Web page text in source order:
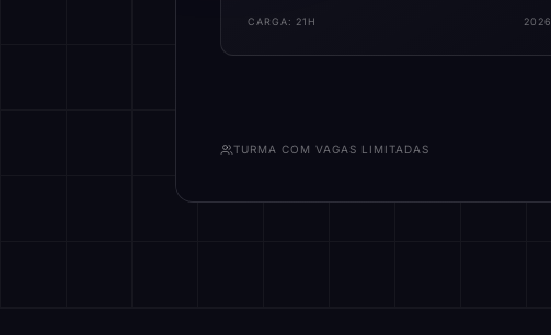
CARGA: 21H 2026
TURMA COM VAGAS LIMITADAS